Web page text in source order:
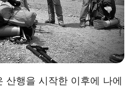
산행을 시작한 이후에 나에